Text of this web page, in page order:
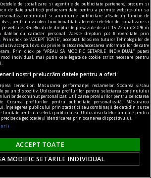
kilometrajului rămâne o
pe piața mașinilor second-
un mare ajutor în repetate
urban este o necesitate. De
cazul celor care stau în mediul
este un mijloc de transport
oscilațiile economiei afectează
de socializare si agentiile de publicitate partenere, precum si
de date analitice) prelucram date pentru a permite website-ului sa
continutul si anunturile publicitare afisate in functie de
pentru a va oferi functionalitati aferente retelelor de socializare si
website. Beneficiati de drepturile prevazute de art. 15-22 din GDPR in
datelor cu caracter personal. Aceste drepturi pot fi exercitate prin
. Prin click pe “ACCEPT TOATE”, acceptati folosirea tuturor Tehnologiilor de
acceptul dvs. cu privire la stocarea/accesarea informatiilor de catre
Prin click pe “VREAU SA MODIFIC SETARILE INDIVIDUAL” puteti
individual, mai putin cele legate de cookie strict necesare pentru
noștri prelucrăm datele pentru a oferi:
serviciilor. Măsurarea performanței reclamelor. Stocarea și/sau
pe un dispozitiv. Utilizarea profilurilor pentru selectarea conținutului
de conținut personalizat. Utilizarea profilurilor pentru selectarea
Crearea profilurilor pentru publicitate personalizată. Măsurarea
Înțelegerea publicului prin statistici sau combinații de date din surse
limitate pentru a selecta publicitatea. Utilizarea datelor limitate pentru
de geolocație și identificarea prin scanarea dispozitivului.
ACCEPT TOATE
MODIFIC SETARILE INDIVIDUAL